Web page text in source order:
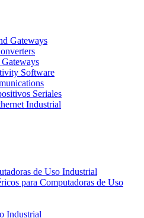
Gateways
Software
Seriales
Industrial
de Uso Industrial
para Computadoras de Uso
Industrial